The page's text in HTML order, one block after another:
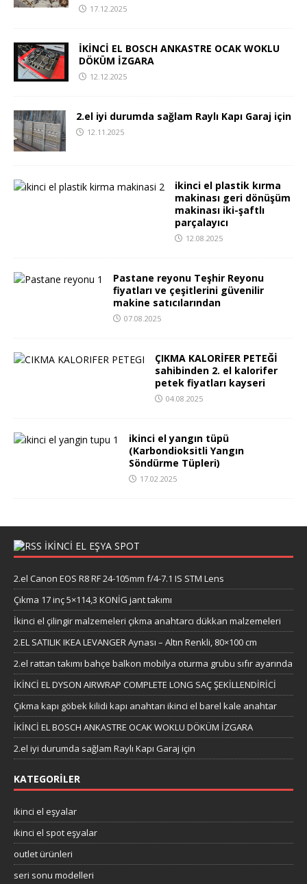
17.12.2025
İKİNCİ EL BOSCH ANKASTRE OCAK WOKLU
DÖKÜM İZGARA
12.12.2025
2.el iyi durumda sağlam Raylı Kapı Garaj için
12.11.2025
ikinci el plastik kırma
makinası geri dönüşüm
makinası iki-şaftlı
parçalayıcı
12.08.2025
Pastane reyonu Teşhir Reyonu
fiyatları ve çeşitlerini güvenilir
makine satıcılarından
07.08.2025
ÇIKMA KALORİFER PETEĞİ
sahibinden 2. el kalorifer
petek fiyatları kayseri
04.08.2025
ikinci el yangın tüpü
(Karbondioksitli Yangın
Söndürme Tüpleri)
17.02.2025
İKİNCİ EL EŞYA SPOT
2.el Canon EOS R8 RF 24-105mm f/4-7.1 IS STM Lens
Çıkma 17 inç 5×114,3 KONİG jant takımı
İkinci el çilingir malzemeleri çıkma anahtarcı dükkan malzemeleri
2.EL SATILIK IKEA LEVANGER Aynası – Altın Renkli, 80×100 cm
2.el rattan takımı bahçe balkon mobilya oturma grubu sıfır ayarında
İKİNCİ EL DYSON AIRWRAP COMPLETE LONG SAÇ ŞEKİLLENDİRİCİ
Çıkma kapı göbek kilidi kapı anahtarı ikinci el barel kale anahtar
İKİNCİ EL BOSCH ANKASTRE OCAK WOKLU DÖKÜM İZGARA
2.el iyi durumda sağlam Raylı Kapı Garaj için
KATEGORILER
ikinci el eşyalar
ikinci el spot eşyalar
outlet ürünleri
seri sonu modelleri